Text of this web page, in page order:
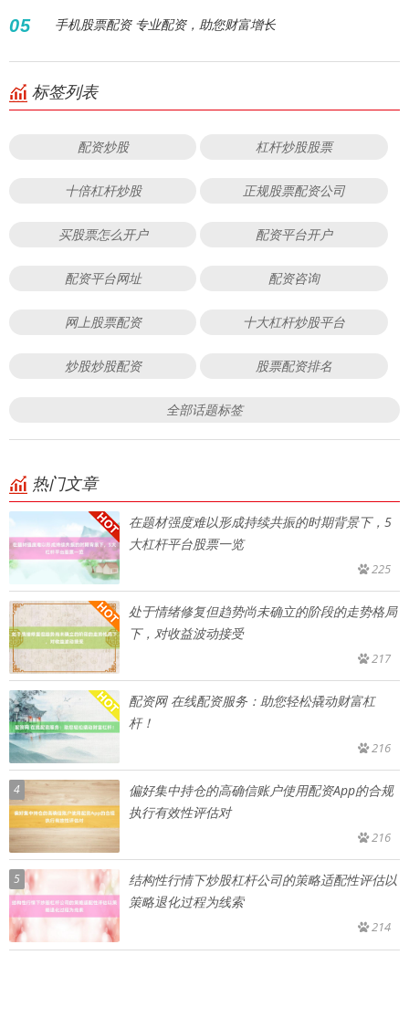
05 手机股票配资 专业配资，助您财富增长
标签列表
配资炒股 杠杆炒股股票
十倍杠杆炒股 正规股票配资公司
买股票怎么开户 配资平台开户
配资平台网址 配资咨询
网上股票配资 十大杠杆炒股平台
炒股炒股配资 股票配资排名
全部话题标签
热门文章
在题材强度难以形成持续共振的时期背景下，5
大杠杆平台股票一览
225
处于情绪修复但趋势尚未确立的阶段的走势格局
下，对收益波动接受
217
配资网 在线配资服务：助您轻松撬动财富杠
杆！
216
4
偏好集中持仓的高确信账户使用配资App的合规
执行有效性评估对
216
5
结构性行情下炒股杠杆公司的策略适配性评估以
策略退化过程为线索
214